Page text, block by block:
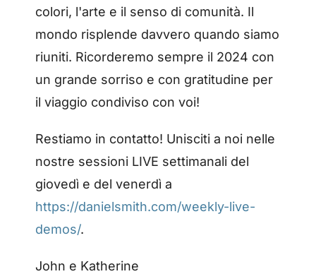
colori, l'arte e il senso di comunità. Il
mondo risplende davvero quando siamo
riuniti. Ricorderemo sempre il 2024 con
un grande sorriso e con gratitudine per
il viaggio condiviso con voi!
Restiamo in contatto! Unisciti a noi nelle
nostre sessioni LIVE settimanali del
giovedì e del venerdì a
https://danielsmith.com/weekly-live-
demos/.
John e Katherine